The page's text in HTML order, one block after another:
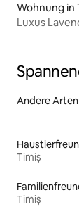
Wohnung in
Luxus
Andere
Timiș
Timiș